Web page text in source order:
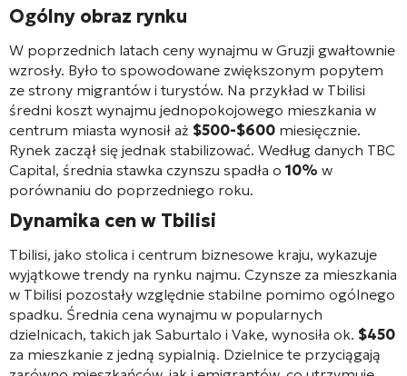
Ogólny obraz rynku
W poprzednich latach ceny wynajmu w Gruzji gwałtownie
wzrosły. Było to spowodowane zwiększonym popytem
ze strony migrantów i turystów. Na przykład w Tbilisi
średni koszt wynajmu jednopokojowego mieszkania w
centrum miasta wynosił aż $500-$600 miesięcznie.
Rynek zaczął się jednak stabilizować. Według danych TBC
Capital, średnia stawka czynszu spadła o 10% w
porównaniu do poprzedniego roku.
Dynamika cen w Tbilisi
Tbilisi, jako stolica i centrum biznesowe kraju, wykazuje
wyjątkowe trendy na rynku najmu. Czynsze za mieszkania
w Tbilisi pozostały względnie stabilne pomimo ogólnego
spadku. Średnia cena wynajmu w popularnych
dzielnicach, takich jak Saburtalo i Vake, wynosiła ok. $450
za mieszkanie z jedną sypialnią. Dzielnice te przyciągają